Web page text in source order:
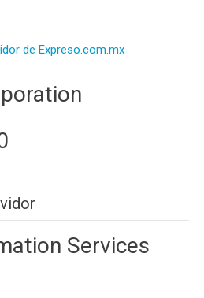
de Expreso.com.mx
Services